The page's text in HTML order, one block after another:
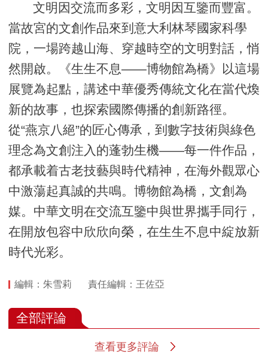
文明因交流而多彩，文明因互鑒而豐富。
當故宮的文創作品來到意大利林琴國家科學
院，一場跨越山海、穿越時空的文明對話，悄
然開啟。《生生不息——博物館為橋》以這場
展覽為起點，講述中華優秀傳統文化在當代煥
新的故事，也探索國際傳播的創新路徑。
從“燕京八絕”的匠心傳承，到數字技術與綠色
理念為文創注入的蓬勃生機——每一件作品，
都承載着古老技藝與時代精神，在海外觀眾心
中激蕩起真誠的共鳴。博物館為橋，文創為
媒。中華文明在交流互鑒中與世界攜手同行，
在開放包容中欣欣向榮，在生生不息中綻放新
時代光彩。
編輯：朱雪莉 責任編輯：王佐亞
全部評論
查看更多評論